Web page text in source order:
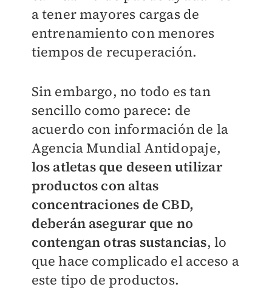
a tener mayores cargas de
entrenamiento con menores
tiempos de recuperación.
Sin embargo, no todo es tan
sencillo como parece: de
acuerdo con información de la
Agencia Mundial Antidopaje,
los atletas que deseen utilizar
productos con altas
concentraciones de CBD,
deberán asegurar que no
contengan otras sustancias, lo
que hace complicado el acceso a
este tipo de productos.